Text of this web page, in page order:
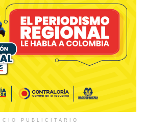
PUBLICITARIO